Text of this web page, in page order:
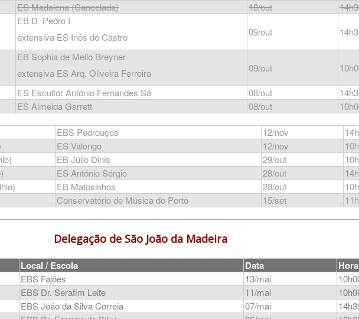
ES Madalena (Cancelada) 10/out
EB D. Pedro I
extensiva ES Inês de Castro
09/out
EB Sophia de Mello Breyner
extensiva ES Arq. Oliveira Ferreira
09/out
ES Escultor António Fernandes Sá 08/out
ES Almeida Garrett 08/out
EBS Pedrouços 12/nov
ES Valongo 12/nov
EB Júlio Dinis 29/out
ES António Sérgio 28/out
EB Matosinhos 28/out
Conservatório de Música do Porto 15/set
Delegação de São João da Madeira
Local / Escola Data Hora
EBS Fajões 13/mai
EBS Dr. Serafim Leite 11/mai
EBS Joáo da Silva Correia 07/mai